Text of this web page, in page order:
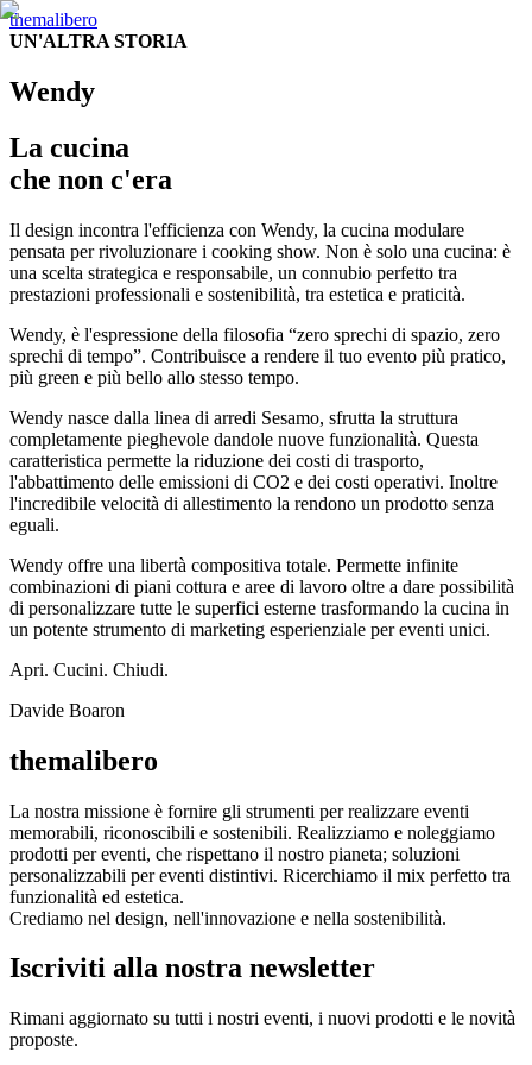
themalibero
UN'ALTRA STORIA
Wendy
La cucina
che non c'era
Il design incontra l'efficienza con Wendy, la cucina modulare
pensata per rivoluzionare i cooking show. Non è solo una cucina: è
una scelta strategica e responsabile, un connubio perfetto tra
prestazioni professionali e sostenibilità, tra estetica e praticità.
Wendy, è l'espressione della filosofia “zero sprechi di spazio, zero
sprechi di tempo”. Contribuisce a rendere il tuo evento più pratico,
più green e più bello allo stesso tempo.
Wendy nasce dalla linea di arredi Sesamo, sfrutta la struttura
completamente pieghevole dandole nuove funzionalità. Questa
caratteristica permette la riduzione dei costi di trasporto,
l'abbattimento delle emissioni di CO2 e dei costi operativi. Inoltre
l'incredibile velocità di allestimento la rendono un prodotto senza
eguali.
Wendy offre una libertà compositiva totale. Permette infinite
combinazioni di piani cottura e aree di lavoro oltre a dare possibilità
di personalizzare tutte le superfici esterne trasformando la cucina in
un potente strumento di marketing esperienziale per eventi unici.
Apri. Cucini. Chiudi.
Davide Boaron
themalibero
La nostra missione è fornire gli strumenti per realizzare eventi
memorabili, riconoscibili e sostenibili. Realizziamo e noleggiamo
prodotti per eventi, che rispettano il nostro pianeta; soluzioni
personalizzabili per eventi distintivi. Ricerchiamo il mix perfetto tra
funzionalità ed estetica.
Crediamo nel design, nell'innovazione e nella sostenibilità.
Iscriviti alla nostra newsletter
Rimani aggiornato su tutti i nostri eventi, i nuovi prodotti e le novità
proposte.